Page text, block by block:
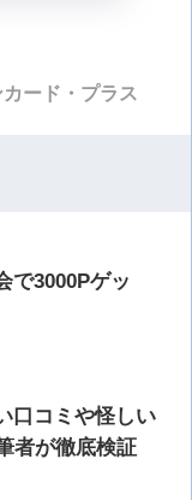
ード・プラス
で3000Pゲッ
口コミや怪しい
者が徹底検証